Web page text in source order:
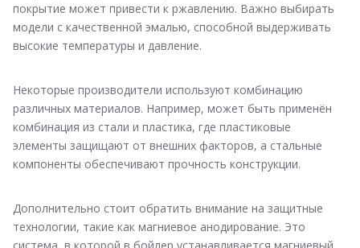
покрытие может привести к ржавлению. Важно выбирать
модели с качественной эмалью, способной выдерживать
высокие температуры и давление.
Некоторые производители используют комбинацию
различных материалов. Например, может быть применён
комбинация из стали и пластика, где пластиковые
элементы защищают от внешних факторов, а стальные
компоненты обеспечивают прочность конструкции.
Дополнительно стоит обратить внимание на защитные
технологии, такие как магниевое анодирование. Это
система, в которой в бойлер устанавливается магниевый